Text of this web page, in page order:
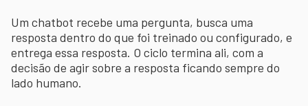
Um chatbot recebe uma pergunta, busca uma
resposta dentro do que foi treinado ou configurado, e
entrega essa resposta. O ciclo termina ali, com a
decisão de agir sobre a resposta ficando sempre do
lado humano.